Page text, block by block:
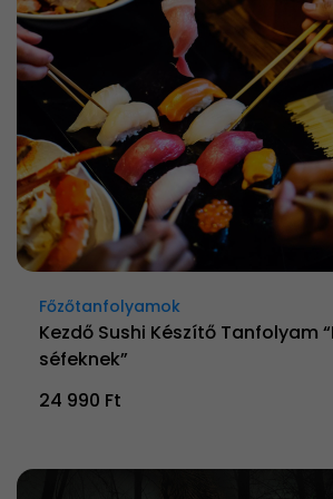
Főzőtanfolyamok
Kezdő Sushi Készítő Tanfolyam
séfeknek”
24 990 Ft